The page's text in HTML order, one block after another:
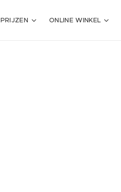
PRIJZEN ONLINE WINKEL